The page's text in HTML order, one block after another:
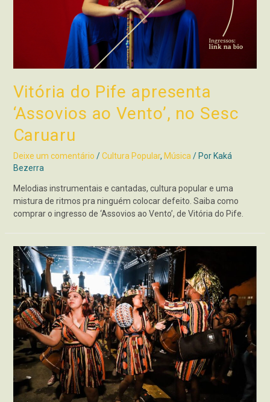
Vitória do Pife apresenta
‘Assovios ao Vento’, no Sesc
Caruaru
Deixe um comentário /Cultura Popular, Música / Por Kaká
Bezerra
Melodias instrumentais e cantadas, cultura popular e uma
mistura de ritmos pra ninguém colocar defeito. Saiba como
comprar o ingresso de ‘Assovios ao Vento’, de Vitória do Pife.